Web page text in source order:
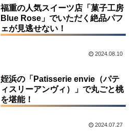
福重の人気スイーツ店「菓子工房
Blue Rose」でいただく絶品パフ
ェが見逃せない！
2024.08.10
姪浜の「Patisserie envie（パテ
ィスリーアンヴィ）」で丸ごと桃
を堪能！
2024.07.27